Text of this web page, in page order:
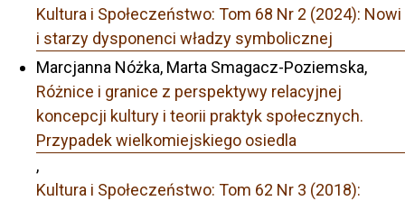
Kultura i Społeczeństwo: Tom 68 Nr 2 (2024): Nowi
i starzy dysponenci władzy symbolicznej
Marcjanna Nóżka, Marta Smagacz-Poziemska,
Różnice i granice z perspektywy relacyjnej
koncepcji kultury i teorii praktyk społecznych.
Przypadek wielkomiejskiego osiedla
,
Kultura i Społeczeństwo: Tom 62 Nr 3 (2018):